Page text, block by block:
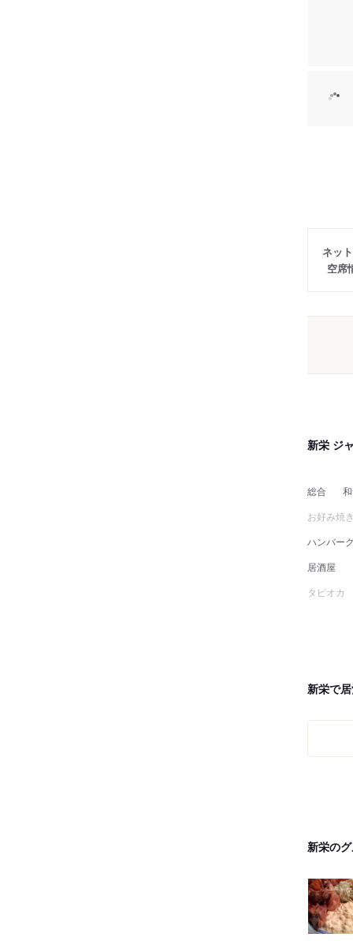
ネッ
空席
新栄 ジ
総合
お好み焼
ハンバー
居酒屋
タピオカ
新栄で
新栄の